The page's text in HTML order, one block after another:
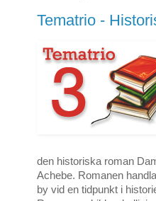
Tematrio -
den historiska roman
Achebe. Romanen
by vid en tidpunkt i